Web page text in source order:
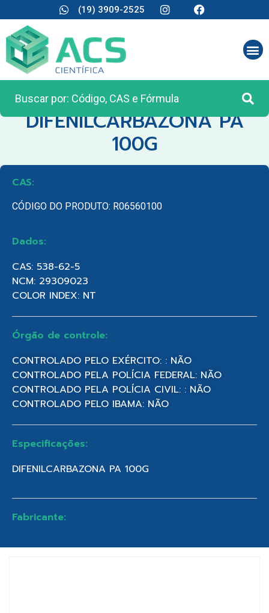
(19) 3909-2525
CATEGORIA:REAGENTES ANALÍTICOS
DIFENILCARBAZONA PA
100G
CAS:
CÓDIGO DO PRODUTO: R06560100
Dados:
CAS: 538-62-5
NCM: 29309023
COLOR INDEX: NT
Órgão de controle:
CONTROLADO PELO EXÉRCITO: : NÃO
CONTROLADO PELA POLÍCIA FEDERAL: NÃO
CONTROLADO PELA POLÍCIA CIVIL: : NÃO
CONTROLADO PELO IBAMA: NÃO
Especificações:
DIFENILCARBAZONA PA 100G
Fabricante: